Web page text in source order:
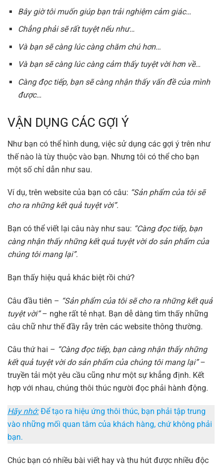
Bây giờ tôi muốn giúp bạn trải nghiệm cảm giác…
Chẳng phải sẽ rất tuyệt nếu như…
Và bạn sẽ càng lúc càng chăm chú hơn…
Và bạn sẽ càng lúc càng cảm thấy tuyệt vời hơn về…
Càng đọc tiếp, bạn sẽ càng nhận thấy vấn đề của mình
được…
VẬN DỤNG CÁC GỢI Ý
Như bạn có thể hình dung, việc sử dụng các gợi ý trên như
thế nào là tùy thuộc vào bạn. Nhưng tôi có thể cho bạn
một số chỉ dẫn như sau.
Ví dụ, trên website của bạn có câu: “Sản phẩm của tôi sẽ
cho ra những kết quả tuyệt vời”.
Bạn có thể viết lại câu này như sau: “Càng đọc tiếp, bạn
càng nhận thấy những kết quả tuyệt vời do sản phẩm của
chúng tôi mang lại”.
Bạn thấy hiệu quả khác biệt rồi chứ?
Câu đầu tiên – “Sản phẩm của tôi sẽ cho ra những kết quả
tuyệt vời”– nghe rất tẻ nhạt. Bạn dễ dàng tìm thấy những
câu chữ như thế đầy rẫy trên các website thông thường.
Câu thứ hai – “Càng đọc tiếp, bạn càng nhận thấy những
kết quả tuyệt vời do sản phẩm của chúng tôi mang lại”–
truyền tải một yêu cầu cũng như một sự khẳng định. Kết
hợp với nhau, chúng thôi thúc người đọc phải hành động.
Hãy nhớ:Để tạo ra hiệu ứng thôi thúc, bạn phải tập trung
vào những mối quan tâm của khách hàng, chứ không phải
bạn.
Chúc bạn có nhiều bài viết hay và thu hút được nhiều độc